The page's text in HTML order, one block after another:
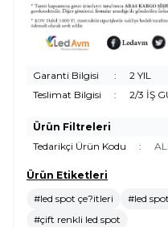
Garanti Bilgisi :
2 YIL
Teslimat Bilgisi
: 2/3 İŞ
Ürün Filtreleri
Tedarikçi Ürün Kodu
:
Ürün Etiketleri
#led spot çe?itleri
#led
#çift renkli led spot